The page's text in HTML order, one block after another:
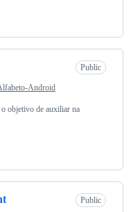
Public
Android
objetivo de auxiliar na
Public